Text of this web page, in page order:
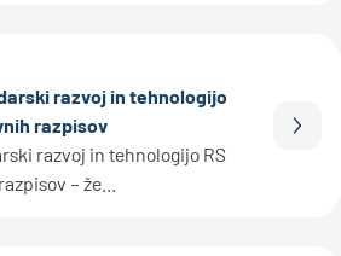
razvoj in tehnologijo
razpisov
razvoj in tehnologijo RS
– že...